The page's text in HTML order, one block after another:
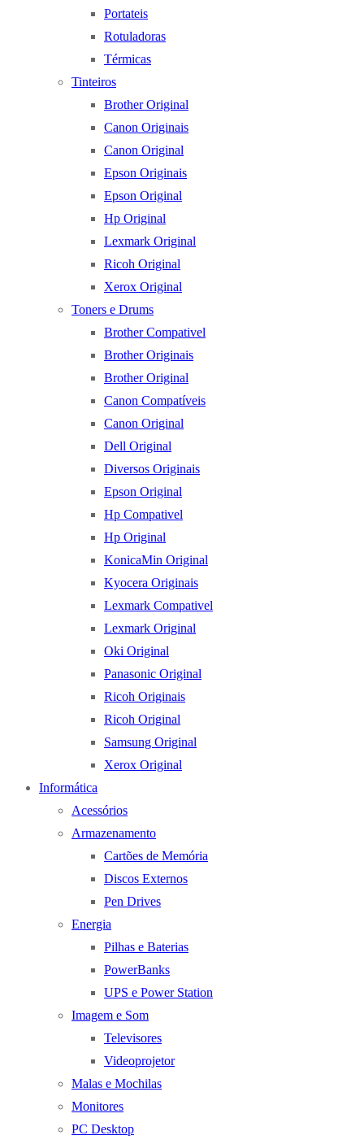
Portateis
Rotuladoras
Térmicas
Tinteiros
Brother Original
Canon Originais
Canon Original
Epson Originais
Epson Original
Hp Original
Lexmark Original
Ricoh Original
Xerox Original
Toners e Drums
Brother Compativel
Brother Originais
Brother Original
Canon Compatíveis
Canon Original
Dell Original
Diversos Originais
Epson Original
Hp Compativel
Hp Original
KonicaMin Original
Kyocera Originais
Lexmark Compativel
Lexmark Original
Oki Original
Panasonic Original
Ricoh Originais
Ricoh Original
Samsung Original
Xerox Original
Informática
Acessórios
Armazenamento
Cartões de Memória
Discos Externos
Pen Drives
Energia
Pilhas e Baterias
PowerBanks
UPS e Power Station
Imagem e Som
Televisores
Videoprojetor
Malas e Mochilas
Monitores
PC Desktop